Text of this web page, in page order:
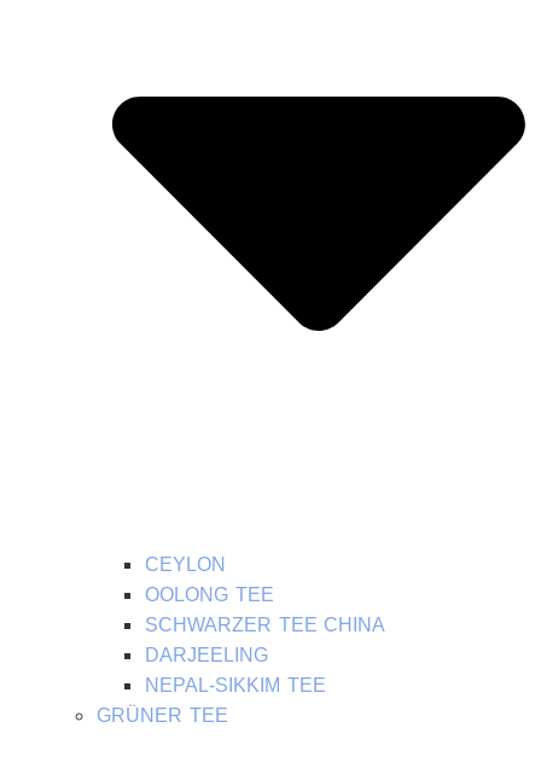
CEYLON
OOLONG TEE
SCHWARZER TEE CHINA
DARJEELING
NEPAL-SIKKIM TEE
GRÜNER TEE